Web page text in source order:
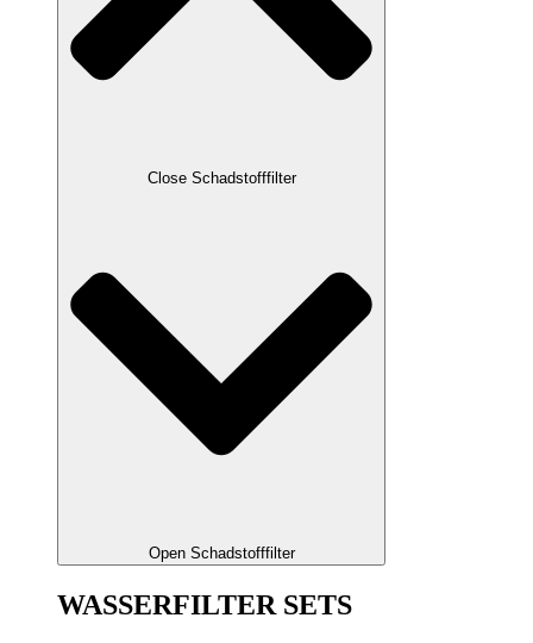
Close Schadstofffilter
Open Schadstofffilter
WASSERFILTER SETS